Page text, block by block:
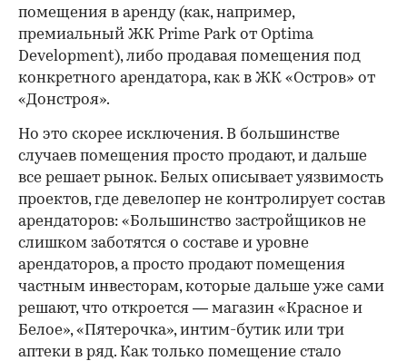
помещения в аренду (как, например,
премиальный ЖК Prime Park от Optima
Development), либо продавая помещения под
конкретного арендатора, как в ЖК «Остров» от
«Донстроя».
Но это скорее исключения. В большинстве
случаев помещения просто продают, и дальше
все решает рынок. Белых описывает уязвимость
проектов, где девелопер не контролирует состав
арендаторов: «Большинство застройщиков не
слишком заботятся о составе и уровне
арендаторов, а просто продают помещения
частным инвесторам, которые дальше уже сами
решают, что откроется — магазин «Красное и
Белое», «Пятерочка», интим-бутик или три
аптеки в ряд. Как только помещение стало